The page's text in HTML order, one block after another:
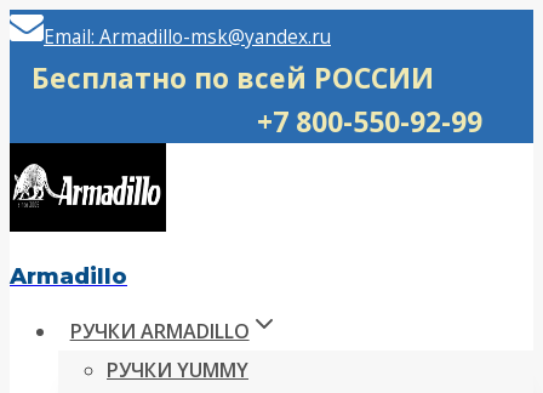
Перейти
Email: Armadillo-msk@yandex.ru
Бесплатно по всей РОССИИ
+7 800-550-92-99
Armadillo
РУЧКИ ARMADILLO
РУЧКИ YUMMY